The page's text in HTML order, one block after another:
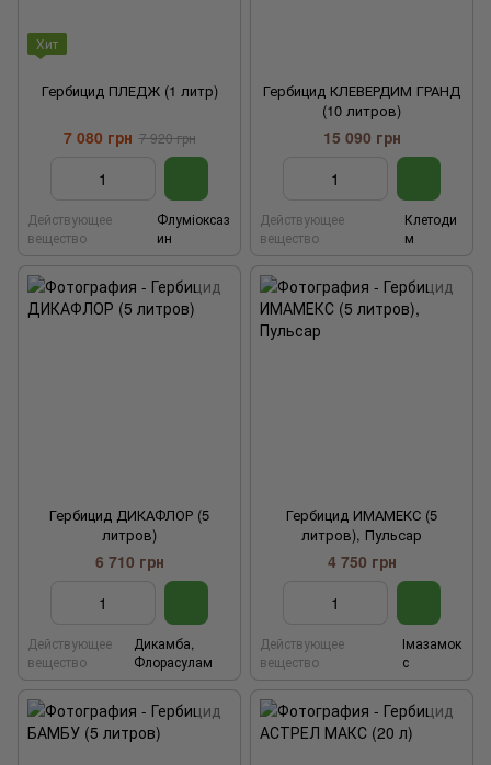
Хит
Гербицид ПЛЕДЖ (1 литр)
7 080 грн 7 920 грн
Действующее
вещество
Флуміоксаз
ин
Гербицид КЛЕВЕРДИМ ГРАНД
(10 литров)
15 090 грн
Действующее
вещество
Клетоди
м
Гербицид ДИКАФЛОР (5
литров)
6 710 грн
Действующее
вещество
Дикамба,
Флорасулам
Гербицид ИМАМЕКС (5
литров), Пульсар
4 750 грн
Действующее
вещество
Імазамок
с